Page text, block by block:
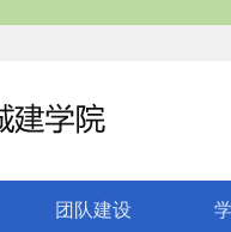
团队建设